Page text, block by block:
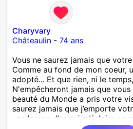
Charyvary
Châteaulin - 74 ans
Vous ne saurez jamais que
Comme au fond de mon coeur,
adopté... Et que rien, ni le
N'empêcheront jamais que vous
beauté du Monde a pris votre
saurez jamais que j’emporte
une lampe d’or qui m’éclaire en